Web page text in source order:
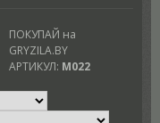
ПОКУПАЙ на
GRYZILA.BY
АРТИКУЛ: M022